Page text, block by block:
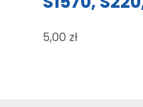
5,00 zł